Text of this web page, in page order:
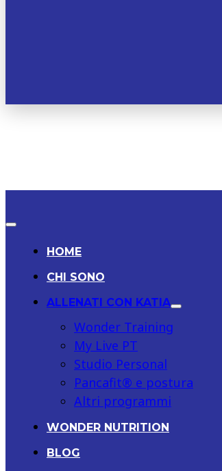
HOME
CHI SONO
ALLENATI CON KATIA
Wonder Training
My Live PT
Studio Personal
Pancafit® e postura
Altri programmi
WONDER NUTRITION
BLOG